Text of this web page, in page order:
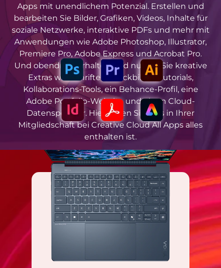
Apps mit unendlichem Potenzial. Erstellen und
bearbeiten Sie Bilder, Grafiken, Videos, Inhalte für
soziale Netzwerke, interaktive PDFs und mehr mit
Anwendungen wie Adobe Photoshop, Illustrator,
Premiere Pro, Adobe Express und Acrobat Pro.
Und obendrein erhalten und nutzen Sie kreative
Extras wie Schriften, Stockbilder, Tutorials,
Kollaborations-Tools, ein Behance-Profil, eine
Adobe Portfolio-Website und einen Cloud-
Datenspeicher. Hier sehen Sie, was in Ihrer
Mitgliedschaft bei Creative Cloud All Apps alles
enthalten ist.